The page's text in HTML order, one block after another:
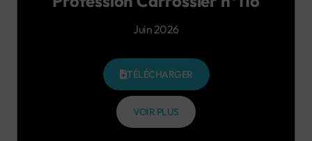
Juin 2026
TÉLÉCHARGER
VOIR PLUS